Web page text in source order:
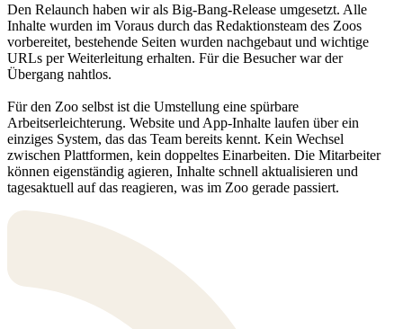
Den Relaunch haben wir als Big-Bang-Release umgesetzt. Alle
Inhalte wurden im Voraus durch das Redaktionsteam des Zoos
vorbereitet, bestehende Seiten wurden nachgebaut und wichtige
URLs per Weiterleitung erhalten. Für die Besucher war der
Übergang nahtlos.
Für den Zoo selbst ist die Umstellung eine spürbare
Arbeitserleichterung. Website und App-Inhalte laufen über ein
einziges System, das das Team bereits kennt. Kein Wechsel
zwischen Plattformen, kein doppeltes Einarbeiten. Die Mitarbeiter
können eigenständig agieren, Inhalte schnell aktualisieren und
tagesaktuell auf das reagieren, was im Zoo gerade passiert.